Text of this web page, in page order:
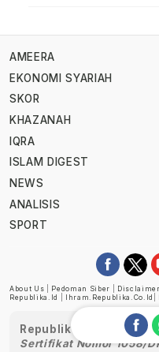
AMEERA
EKONOMI SYARIAH
SKOR
KHAZANAH
IQRA
ISLAM DIGEST
NEWS
ANALISIS
SPORT
About Us Pedoman Siber
Disclaimer
Republika.id
Ihram.republika.co.id
Republika telah
Sertifikat Nomor 1058/